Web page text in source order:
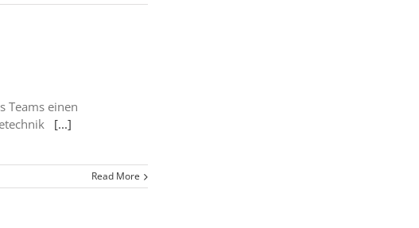
Teams einen
[...]
Read More